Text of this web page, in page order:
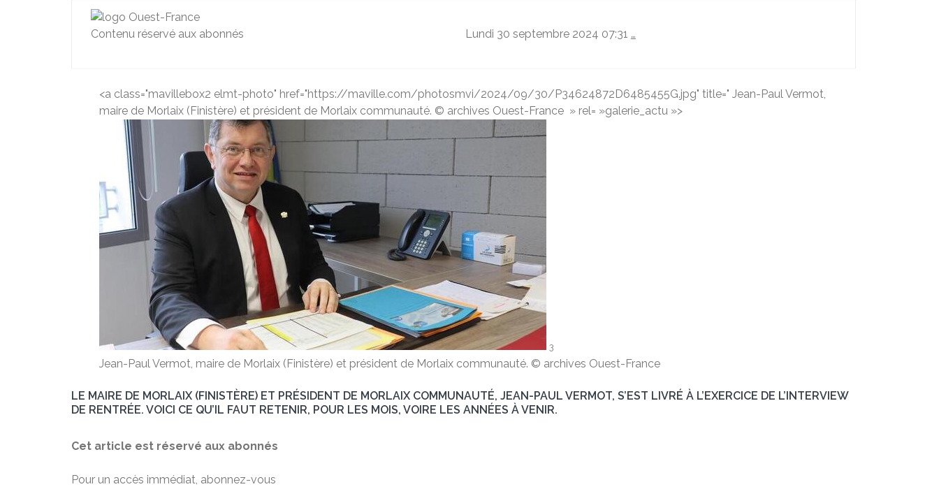
Contenu réservé aux abonnés Lundi 30 septembre 2024 07:31 …
<a class="mavillebox2 elmt-photo" href="https://maville.com/photosmvi/2024/09/30/P34624872D6485455G.jpg" title=" Jean-Paul Vermot,
maire de Morlaix (Finistère) et président de Morlaix communauté. © archives Ouest-France » rel= »galerie_actu »>
3
Jean-Paul Vermot, maire de Morlaix (Finistère) et président de Morlaix communauté. © archives Ouest-France
LE MAIRE DE MORLAIX (FINISTÈRE) ET PRÉSIDENT DE MORLAIX COMMUNAUTÉ, JEAN-PAUL VERMOT, S’EST LIVRÉ À L’EXERCICE DE L’INTERVIEW
DE RENTRÉE. VOICI CE QU’IL FAUT RETENIR, POUR LES MOIS, VOIRE LES ANNÉES À VENIR.
Cet article est réservé aux abonnés
Pour un accès immédiat, abonnez-vous